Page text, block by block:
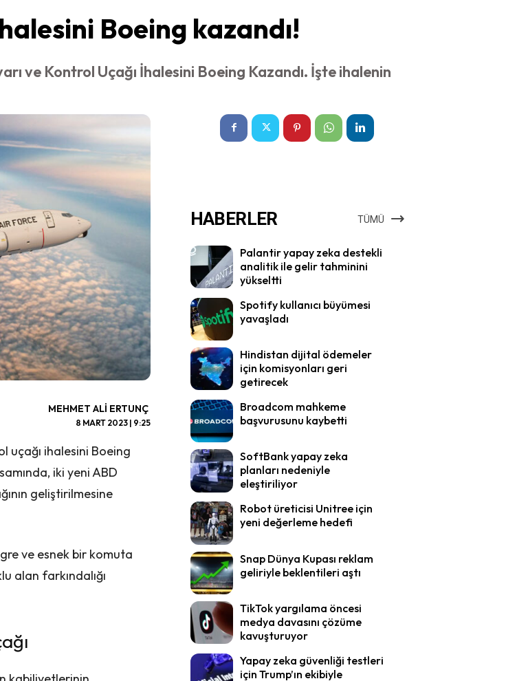
Boeing kazandı!
ve Kontrol Uçağı İhalesini Boeing Kazandı. İşte ihalenin
MEHMET ALI ERTUNÇ
8 MART 2023 | 9:25
uçağı ihalesini Boeing
iki yeni ABD
geliştirilmesine
ve esnek bir komuta
alan farkındalığı
HABERLER TÜMÜ
Palantir yapay zeka destekli
analitik ile gelir tahminini
yükseltti
Spotify kullanıcı büyümesi
yavaşladı
Hindistan dijital ödemeler
için komisyonları geri
getirecek
Broadcom mahkeme
başvurusunu kaybetti
SoftBank yapay zeka
planları nedeniyle
eleştiriliyor
Robot üreticisi Unitree için
yeni değerleme hedefi
Snap Dünya Kupası reklam
geliriyle beklentileri aştı
TikTok yargılama öncesi
medya davasını çözüme
kavuşturuyor
Yapay zeka güvenliği testleri
için Trump’ın ekibiyle